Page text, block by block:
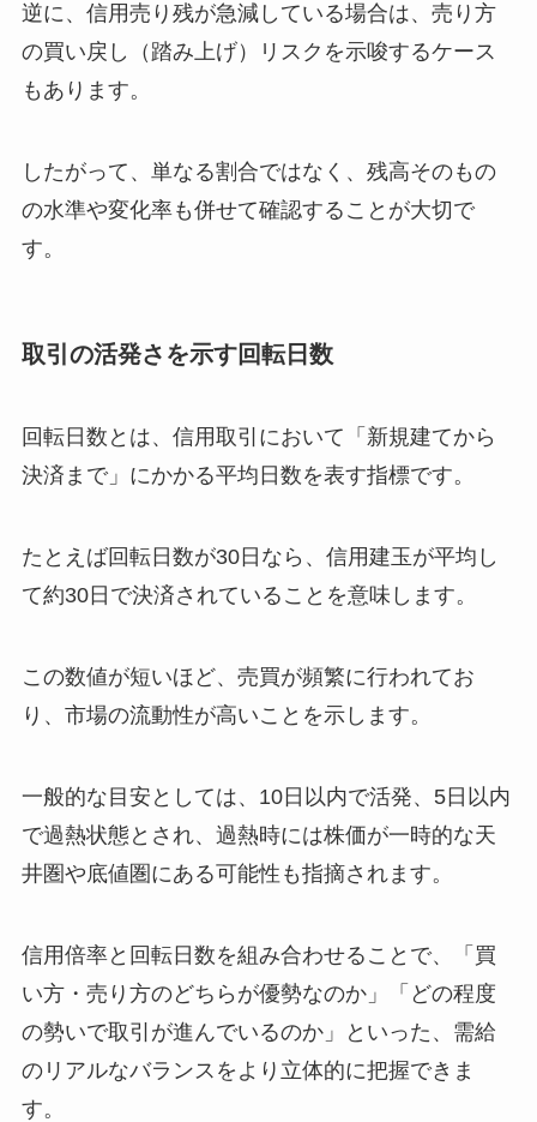
逆に、信用売り残が急減している場合は、売り方
の買い戻し（踏み上げ）リスクを示唆するケース
もあります。
したがって、単なる割合ではなく、残高そのもの
の水準や変化率も併せて確認することが大切で
す。
取引の活発さを示す回転日数
回転日数とは、信用取引において「新規建てから
決済まで」にかかる平均日数を表す指標です。
たとえば回転日数が30日なら、信用建玉が平均し
て約30日で決済されていることを意味します。
この数値が短いほど、売買が頻繁に行われてお
り、市場の流動性が高いことを示します。
一般的な目安としては、10日以内で活発、5日以内
で過熱状態とされ、過熱時には株価が一時的な天
井圏や底値圏にある可能性も指摘されます。
信用倍率と回転日数を組み合わせることで、「買
い方・売り方のどちらが優勢なのか」「どの程度
の勢いで取引が進んでいるのか」といった、需給
のリアルなバランスをより立体的に把握できま
す。